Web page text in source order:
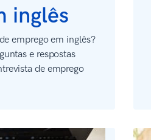
inglês
emprego em inglês?
e respostas
de emprego